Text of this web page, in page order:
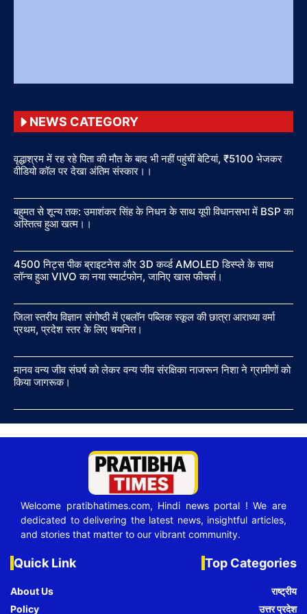
NEWS CATEGORY
वृद्धाश्रम में रह रहे पिता की मौत के बाद भी नहीं पहुंचीं बेटियां, ₹5100 भेजकर
वीडियो कॉल पर देखा अंतिम संस्कार।।
बहुमत से शून्य तक: उमाशंकर सिंह के निधन के साथ यूपी विधानसभा में BSP का
अस्तित्व हुआ खत्म।।
4500 निट्स पीक ब्राइटनेस और 3D कर्व्ड AMOLED डिस्प्ले के साथ
लॉन्च हुआ VIVO का नया स्मार्टफोन, जानिए खास फीचर्स।
जिला स्तरीय विज्ञान संगोष्ठी में एबलॉन पब्लिक स्कूल की छात्रा आराध्या वर्मा
प्रथम, प्रदेश स्तर के लिए चयनित।
मानव वन्य जीव संघर्ष को लेकर वन्य जीव संरक्षिका नाजरून निशा ने ग्रामीणों को
किया जागरूक।
Welcome pratibhatimes.com, Hindi news portal ! We are
dedicated to delivering the latest news, insightful articles,
and stories that matter to our vibrant community.
Quick Link
About Us
Policy
Top Categories
राष्ट्रीय
उत्तर प्रदेश